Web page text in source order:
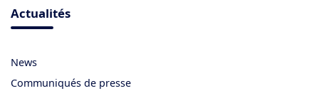
Actualités
News
Communiqués de presse